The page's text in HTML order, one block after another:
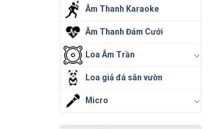
Âm Thanh Karaoke
Âm Thanh Đám Cưới
Loa Âm Trần
Loa giả đá sân vườn
Micro